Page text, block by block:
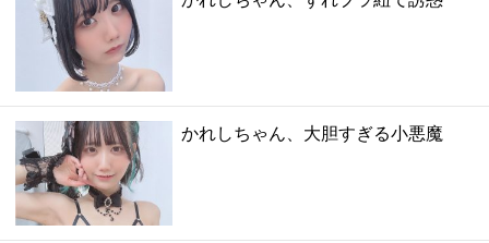
かれしちゃん、大胆すぎる小悪魔